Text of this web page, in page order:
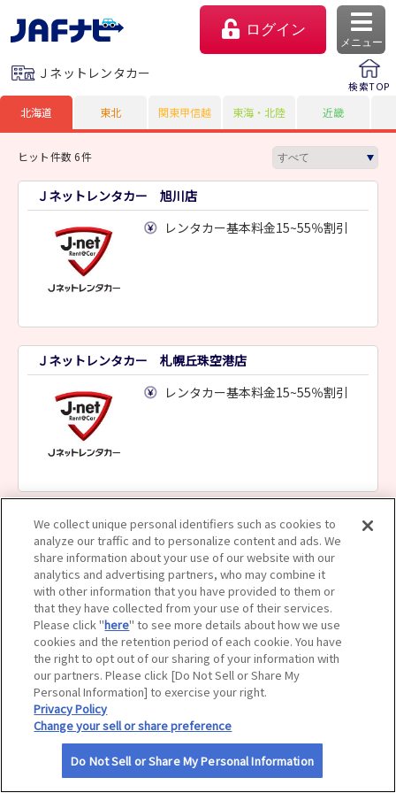
ログイン
メニュー
マイページ
よくあるご質問
サイトマップ
Ｊネットレンタカー
検索TOP
北海道 東北 関東甲信越 東海・北陸 近畿
ヒット件数 6件
Ｊネットレンタカー 旭川店
レンタカー基本料金15~55％割引
Ｊネットレンタカー 札幌丘珠空港店
レンタカー基本料金15~55％割引
Ｊネットレンタカー 札幌白石店
レンタカー基本料金15~55％割引
Ｊネットレンタカー 札幌手稲店
レンタカー基本料金15~55％割引
We collect unique personal identifiers such as cookies to
analyze our traffic and to personalize content and ads. We
share information about your use of our website with our
analytics and advertising partners, who may combine it
with other information that you have provided to them or
that they have collected from your use of their services.
Please click "here" to see more details about how we use
cookies and the retention period of each cookie. You have
the right to opt out of our sharing of your information with
our partners. Please click [Do Not Sell or Share My
Personal Information] to exercise your right.
Privacy Policy
Change your sell or share preference
Do Not Sell or Share My Personal Information